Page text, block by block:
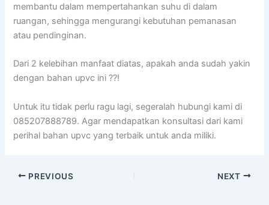
membantu dalam mempertahankan suhu di dalam
ruangan, sehingga mengurangi kebutuhan pemanasan
atau pendinginan.
Dari 2 kelebihan manfaat diatas, apakah anda sudah yakin
dengan bahan upvc ini ??!
Untuk itu tidak perlu ragu lagi, segeralah hubungi kami di
085207888789. Agar mendapatkan konsultasi dari kami
perihal bahan upvc yang terbaik untuk anda miliki.
PREVIOUS NEXT